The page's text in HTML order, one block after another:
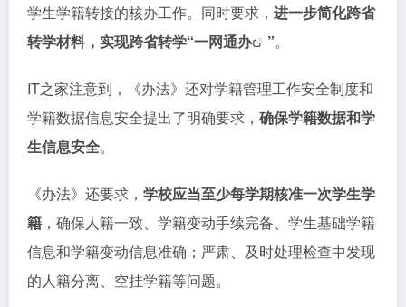
学生学籍转接的核办工作。同时要求， 进一步简化跨省
转学材料，实现跨省转学“一网通办 ”。
IT之家注意到，《办法》还对学籍管理工作安全制度和
学籍数据信息安全提出了明确要求， 确保学籍数据和学
生信息安全。
《办法》还要求， 学校应当至少每学期核准一次学生学
籍 ，确保人籍一致、学籍变动手续完备、学生基础学籍
信息和学籍变动信息准确；严肃、及时处理检查中发现
的人籍分离、空挂学籍等问题。